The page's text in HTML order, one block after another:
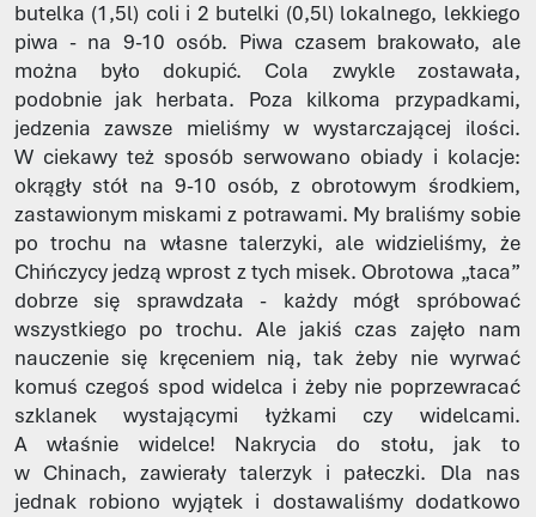
butelka (1,5l) coli i 2 butelki (0,5l) lokalnego, lekkiego
piwa - na 9-10 osób. Piwa czasem brakowało, ale
można było dokupić. Cola zwykle zostawała,
podobnie jak herbata. Poza kilkoma przypadkami,
jedzenia zawsze mieliśmy w wystarczającej ilości.
W ciekawy też sposób serwowano obiady i kolacje:
okrągły stół na 9-10 osób, z obrotowym środkiem,
zastawionym miskami z potrawami. My braliśmy sobie
po trochu na własne talerzyki, ale widzieliśmy, że
Chińczycy jedzą wprost z tych misek. Obrotowa „taca”
dobrze się sprawdzała - każdy mógł spróbować
wszystkiego po trochu. Ale jakiś czas zajęło nam
nauczenie się kręceniem nią, tak żeby nie wyrwać
komuś czegoś spod widelca i żeby nie poprzewracać
szklanek wystającymi łyżkami czy widelcami.
A właśnie widelce! Nakrycia do stołu, jak to
w Chinach, zawierały talerzyk i pałeczki. Dla nas
jednak robiono wyjątek i dostawaliśmy dodatkowo